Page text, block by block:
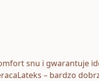
snu i gwarantuje
– bardzo